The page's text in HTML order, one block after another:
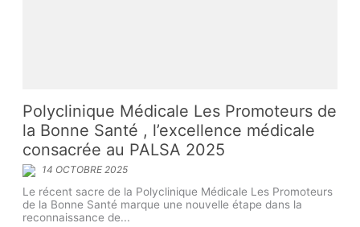
Polyclinique Médicale Les Promoteurs de
la Bonne Santé , l’excellence médicale
consacrée au PALSA 2025
14 OCTOBRE 2025
Le récent sacre de la Polyclinique Médicale Les Promoteurs
de la Bonne Santé marque une nouvelle étape dans la
reconnaissance de...